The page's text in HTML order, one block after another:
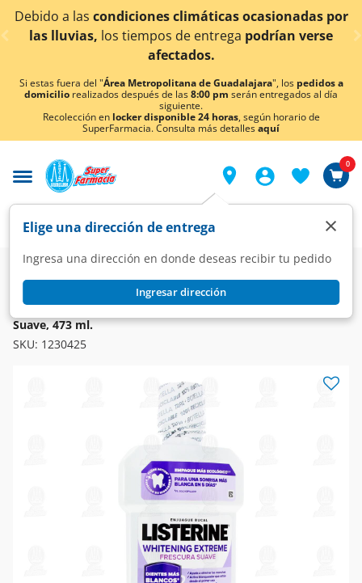
< div class="carousel-inner">
climáticas ocasionadas por
de entregapodrían verse
¡Ahora también en
Si estas fuera del "Área Metropolitana de Guadalajara", los pedidos a
domicilio realizados después de las8:00 pm serán entregados al día
siguiente.
Recolección en locker disponible 24 horas, según horario de
SuperFarmacia. Consulta más detallesaquí
Elige una dirección de entrega
Ingresa una dirección en donde deseas recibir tu pedido
Ingresar dirección
×
0
Super Higiene y Belleza Cuidado Bucal Enjuagues
Enjuague Bucal Listerine Whitening Extreme Frescura
Suave, 473 ml.
SKU: 1230425